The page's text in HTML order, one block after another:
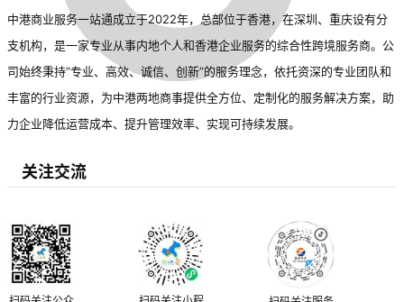
联互通。
中港商业服务一站通成立于2022年，总部位于香港，在深圳、重庆设有分
支机构，是一家专业从事内地个人和香港企业服务的综合性跨境服务商。公
司始终秉持“专业、高效、诚信、创新”的服务理念，依托资深的专业团队和
丰富的行业资源，为中港两地商事提供全方位、定制化的服务解决方案，助
力企业降低运营成本、提升管理效率、实现可持续发展。
关注交流